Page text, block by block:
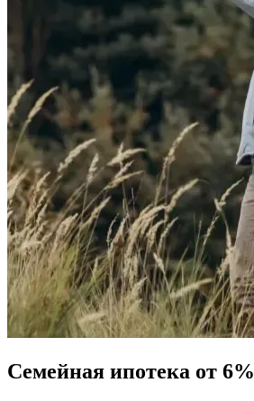
Семейная ипотека от 6%